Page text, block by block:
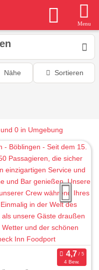
Menu
Nähe Sortieren
und 0 in Umgebung
4 Bew.